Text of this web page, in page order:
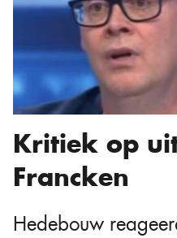
Kritiek op
Francken
Hedebouw